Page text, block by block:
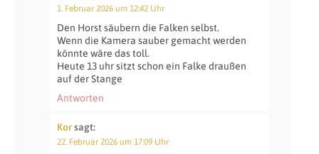
1. Februar 2026 um 12:42 Uhr
Den Horst säubern die Falken selbst.
Wenn die Kamera sauber gemacht werden
könnte wäre das toll.
Heute 13 uhr sitzt schon ein Falke draußen
auf der Stange
Antworten
Korsagt:
22. Februar 2026 um 17:09 Uhr